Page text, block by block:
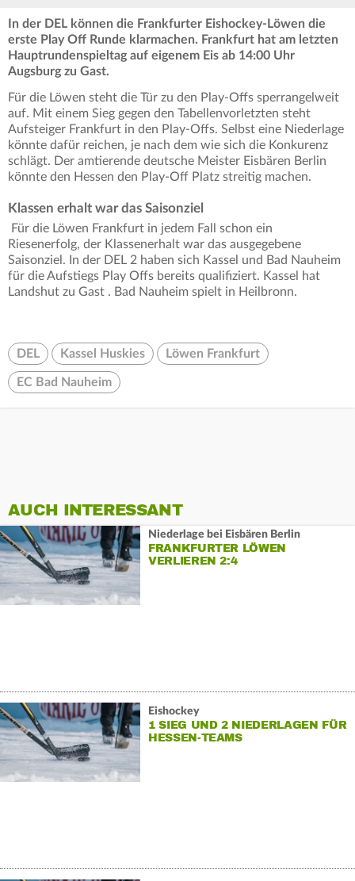
In der DEL können die Frankfurter Eishockey-Löwen die
erste Play Off Runde klarmachen. Frankfurt hat am letzten
Hauptrundenspieltag auf eigenem Eis ab 14:00 Uhr
Augsburg zu Gast.
Für die Löwen steht die Tür zu den Play-Offs sperrangelweit
auf. Mit einem Sieg gegen den Tabellenvorletzten steht
Aufsteiger Frankfurt in den Play-Offs. Selbst eine Niederlage
könnte dafür reichen, je nach dem wie sich die Konkurenz
schlägt. Der amtierende deutsche Meister Eisbären Berlin
könnte den Hessen den Play-Off Platz streitig machen.
Klassen erhalt war das Saisonziel
Für die Löwen Frankfurt in jedem Fall schon ein
Riesenerfolg, der Klassenerhalt war das ausgegebene
Saisonziel. In der DEL 2 haben sich Kassel und Bad Nauheim
für die Aufstiegs Play Offs bereits qualifiziert. Kassel hat
Landshut zu Gast . Bad Nauheim spielt in Heilbronn.
DEL Kassel Huskies Löwen Frankfurt
EC Bad Nauheim
AUCH INTERESSANT
Niederlage bei Eisbären Berlin
FRANKFURTER LÖWEN
VERLIEREN 2:4
Eishockey
1 SIEG UND 2 NIEDERLAGEN FÜR
HESSEN-TEAMS